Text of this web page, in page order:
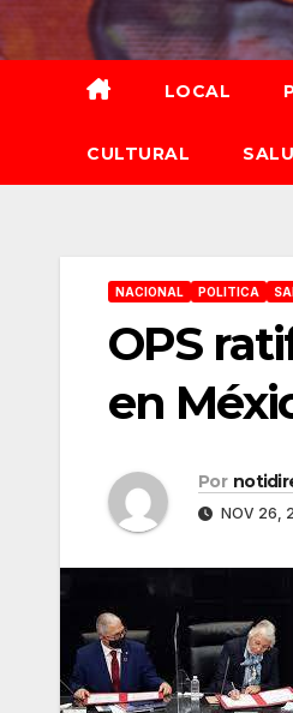
al
contenido
LOCAL
CULTURAL
NACIONAL POLITICA
OPS
en
Por
NOV 26,